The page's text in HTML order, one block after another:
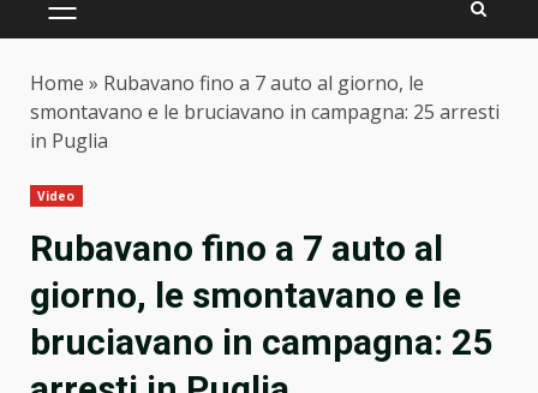
PRIMARY
Home » Rubavano fino a 7 auto al giorno, le
smontavano e le bruciavano in campagna: 25 arresti
in Puglia
Video
Rubavano fino a 7 auto al
giorno, le smontavano e le
bruciavano in campagna: 25